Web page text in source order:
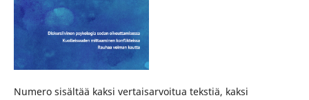
Numero sisältää kaksi vertaisarvoitua tekstiä, kaksi